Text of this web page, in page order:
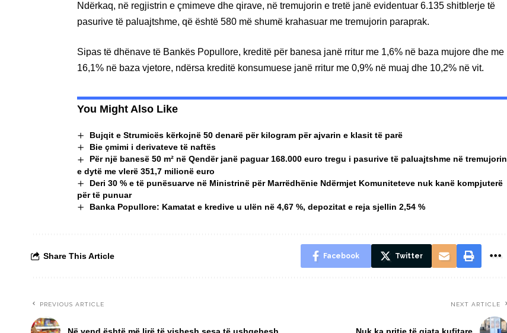
Ndërkaq, në regjistrin e çmimeve dhe qirave, në tremujorin e tretë janë evidentuar 6.135 shitblerje të
pasurive të paluajtshme, që është 580 më shumë krahasuar me tremujorin paraprak.
Sipas të dhënave të Bankës Popullore, kreditë për banesa janë rritur me 1,6% në baza mujore dhe me
16,1% në baza vjetore, ndërsa kreditë konsumuese janë rritur me 0,9% në muaj dhe 10,2% në vit.
You Might Also Like
Bujqit e Strumicës kërkojnë 50 denarë për kilogram për ajvarin e klasit të parë
Bie çmimi i derivateve të naftës
Për një banesë 50 m² në Qendër janë paguar 168.000 euro tregu i pasurive të paluajtshme në tremujorin
e dytë me vlerë 351,7 milionë euro
Deri 30 % e të punësuarve në Ministrinë për Marrëdhënie Ndërmjet Komuniteteve nuk kanë kompjuterë
për të punuar
Banka Popullore: Kamatat e kredive u ulën në 4,67 %, depozitat e reja sjellin 2,54 %
Share This Article Facebook Twitter
PREVIOUS ARTICLE NEXT ARTICLE